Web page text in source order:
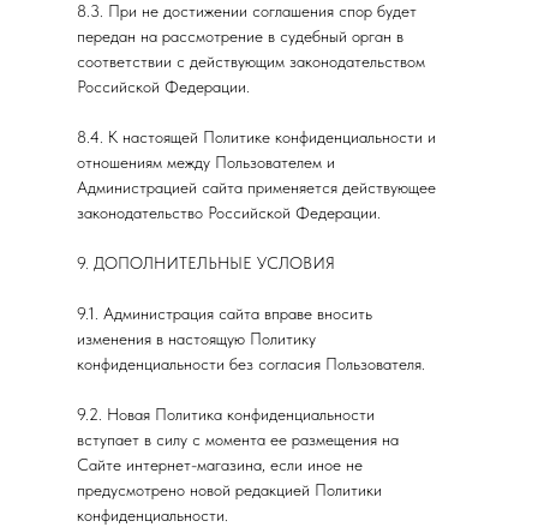
8.3. При не достижении соглашения спор будет
передан на рассмотрение в судебный орган в
соответствии с действующим законодательством
Российской Федерации.
8.4. К настоящей Политике конфиденциальности и
отношениям между Пользователем и
Администрацией сайта применяется действующее
законодательство Российской Федерации.
9. ДОПОЛНИТЕЛЬНЫЕ УСЛОВИЯ
9.1. Администрация сайта вправе вносить
изменения в настоящую Политику
конфиденциальности без согласия Пользователя.
9.2. Новая Политика конфиденциальности
вступает в силу с момента ее размещения на
Сайте интернет-магазина, если иное не
предусмотрено новой редакцией Политики
конфиденциальности.